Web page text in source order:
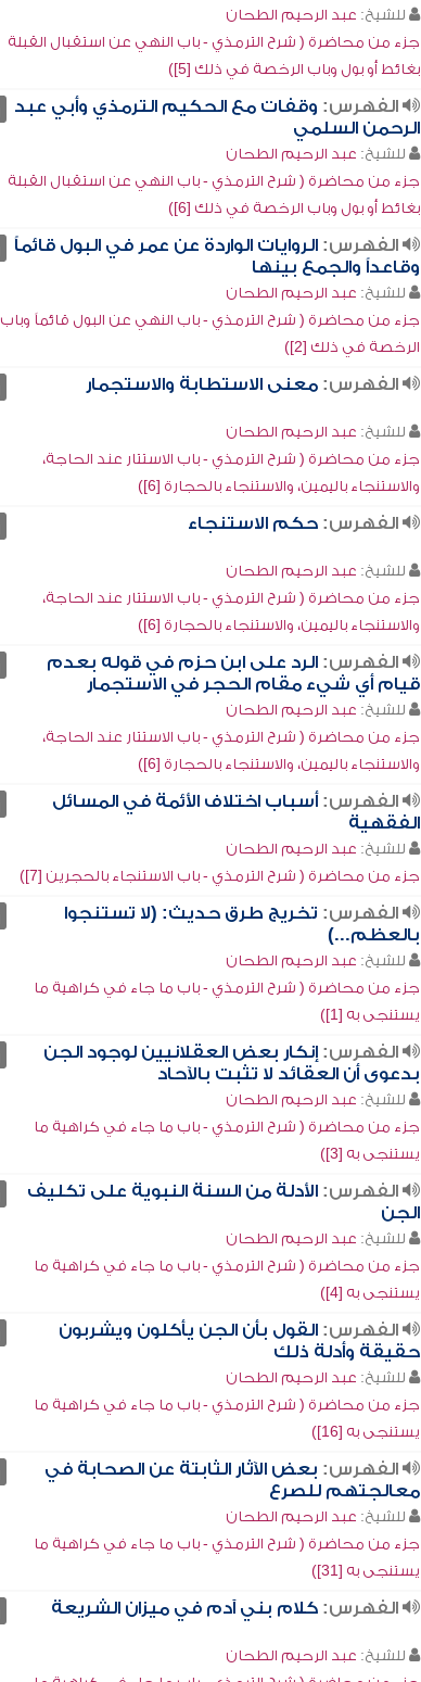
للشيخ: عبد الرحيم الطحان
جزء من محاضرة ( شرح الترمذي - باب النهي عن استقبال القبلة
بغائط أو بول وباب الرخصة في ذلك [5])
الفهرس: وقفات مع الحكيم الترمذي وأبي عبد
الرحمن السلمي
للشيخ: عبد الرحيم الطحان
جزء من محاضرة ( شرح الترمذي - باب النهي عن استقبال القبلة
بغائط أو بول وباب الرخصة في ذلك [6])
الفهرس: الروايات الواردة عن عمر في البول قائماً
وقاعداً والجمع بينها
للشيخ: عبد الرحيم الطحان
جزء من محاضرة ( شرح الترمذي - باب النهي عن البول قائماً وباب
الرخصة في ذلك [2])
الفهرس: معنى الاستطابة والاستجمار
للشيخ: عبد الرحيم الطحان
جزء من محاضرة ( شرح الترمذي - باب الاستتار عند الحاجة،
والاستنجاء باليمين، والاستنجاء بالحجارة [6])
الفهرس: حكم الاستنجاء
للشيخ: عبد الرحيم الطحان
جزء من محاضرة ( شرح الترمذي - باب الاستتار عند الحاجة،
والاستنجاء باليمين، والاستنجاء بالحجارة [6])
الفهرس: الرد على ابن حزم في قوله بعدم
قيام أي شيء مقام الحجر في الاستجمار
للشيخ: عبد الرحيم الطحان
جزء من محاضرة ( شرح الترمذي - باب الاستتار عند الحاجة،
والاستنجاء باليمين، والاستنجاء بالحجارة [6])
الفهرس: أسباب اختلاف الأئمة في المسائل
الفقهية
للشيخ: عبد الرحيم الطحان
جزء من محاضرة ( شرح الترمذي - باب الاستنجاء بالحجرين [7])
الفهرس: تخريج طرق حديث: (لا تستنجوا
بالعظم...)
للشيخ: عبد الرحيم الطحان
جزء من محاضرة ( شرح الترمذي - باب ما جاء في كراهية ما
يستنجى به [1])
الفهرس: إنكار بعض العقلانيين لوجود الجن
بدعوى أن العقائد لا تثبت بالآحاد
للشيخ: عبد الرحيم الطحان
جزء من محاضرة ( شرح الترمذي - باب ما جاء في كراهية ما
يستنجى به [3])
الفهرس: الأدلة من السنة النبوية على تكليف
الجن
للشيخ: عبد الرحيم الطحان
جزء من محاضرة ( شرح الترمذي - باب ما جاء في كراهية ما
يستنجى به [4])
الفهرس: القول بأن الجن يأكلون ويشربون
حقيقة وأدلة ذلك
للشيخ: عبد الرحيم الطحان
جزء من محاضرة ( شرح الترمذي - باب ما جاء في كراهية ما
يستنجى به [16])
الفهرس: بعض الآثار الثابتة عن الصحابة في
معالجتهم للصرع
للشيخ: عبد الرحيم الطحان
جزء من محاضرة ( شرح الترمذي - باب ما جاء في كراهية ما
يستنجى به [31])
الفهرس: كلام بني آدم في ميزان الشريعة
للشيخ: عبد الرحيم الطحان